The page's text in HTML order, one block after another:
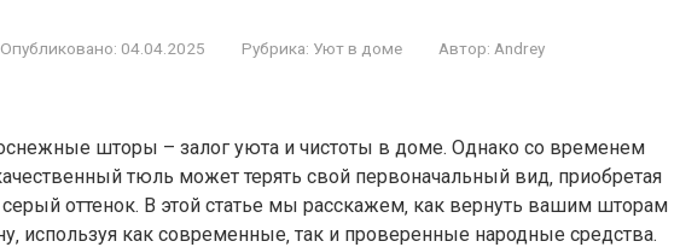
Опубликовано: 04.04.2025 Рубрика: Уют в доме Автор: Andrey
шторы – залог уюта и чистоты в доме. Однако со временем
тюль может терять свой первоначальный вид‚ приобретая
оттенок. В этой статье мы расскажем‚ как вернуть вашим шторам
используя как современные‚ так и проверенные народные средства.